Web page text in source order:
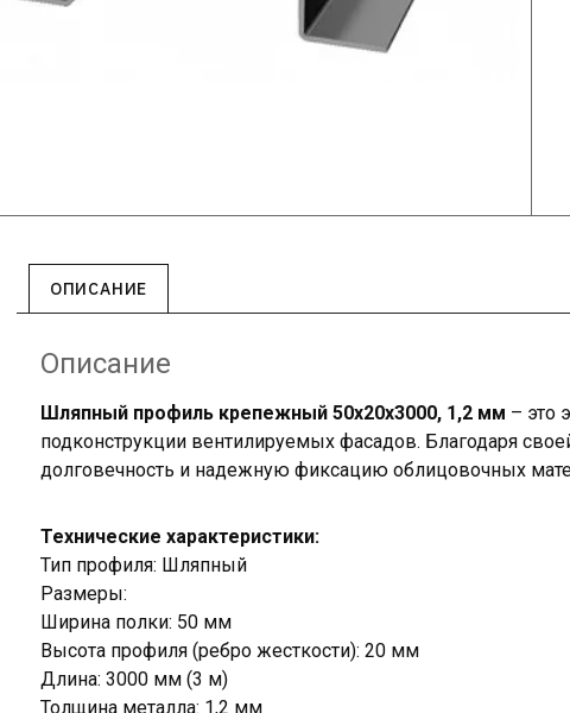
ОПИСАНИЕ
Описание
Шляпный профиль крепежный 50х20х3000, 1,2 мм – это
подконструкции вентилируемых фасадов. Благодаря
долговечность и надежную фиксацию облицовочных
Технические характеристики:
Тип профиля: Шляпный
Размеры:
Ширина полки: 50 мм
Высота профиля (ребро жесткости): 20 мм
Длина: 3000 мм (3 м)
Толщина металла: 1,2 мм